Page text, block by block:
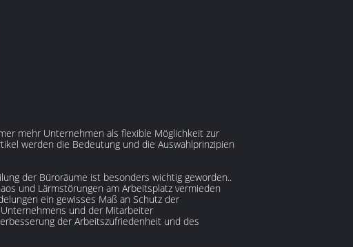
mehr Unternehmen als flexible Möglichkeit zur
werden die Bedeutung und die Auswahlprinzipien
der Büroräume ist besonders wichtig geworden..
und Lärmstörungen am Arbeitsplatz vermieden
ein gewisses Maß an Schutz der
und der Mitarbeiter
der Arbeitszufriedenheit und des